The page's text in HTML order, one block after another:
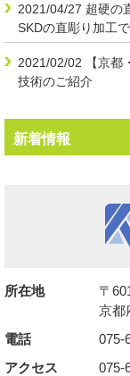
2021/04/27 超硬の
SKDの直彫り加工
2021/02/02
【京
技術のご紹介
新着情報
所在地
〒
京都
電話
075-
アクセス
075-